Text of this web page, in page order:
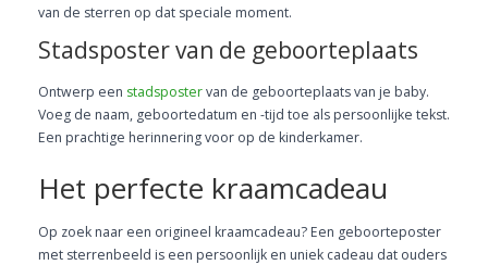
van de sterren op dat speciale moment.
Stadsposter van de geboorteplaats
Ontwerp een stadspostervan de geboorteplaats van je baby.
Voeg de naam, geboortedatum en -tijd toe als persoonlijke tekst.
Een prachtige herinnering voor op de kinderkamer.
Het perfecte kraamcadeau
Op zoek naar een origineel kraamcadeau? Een geboorteposter
met sterrenbeeld is een persoonlijk en uniek cadeau dat ouders